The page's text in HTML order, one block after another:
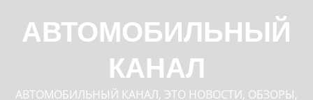
содержимому
АВТОМОБИЛЬНЫЙ
КАНАЛ
АВТОМОБИЛЬНЫЙ КАНАЛ, ЭТО НОВОСТИ, ОБЗОРЫ,